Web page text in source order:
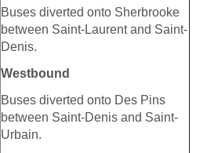
Buses diverted onto Sherbrooke
between Saint-Laurent and Saint-
Denis.
Westbound
Buses diverted onto Des Pins
between Saint-Denis and Saint-
Urbain.